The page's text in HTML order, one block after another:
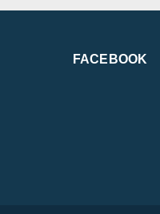
FACEBOOK